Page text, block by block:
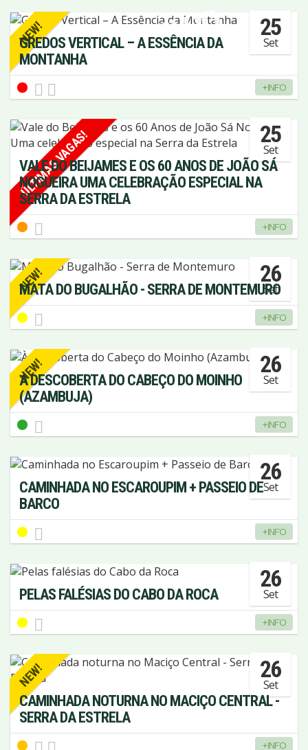
ESGOTADO
NEW! 25
Set
GREDOS VERTICAL – A ESSÊNCIA DA
MONTANHA
+INFO
ÚLTIMAS VAGAS! 25
Set
VALE DO BEIJAMES E OS 60 ANOS DE JOÃO SÁ
NOGUEIRA UMA CELEBRAÇÃO ESPECIAL NA
SERRA DA ESTRELA
+INFO
NEW! 26
Set
MATA DO BUGALHÃO - SERRA DE MONTEMURO
+INFO
NEW! 26
Set
À DESCOBERTA DO CABEÇO DO MOINHO
(AZAMBUJA)
+INFO
26
Set
CAMINHADA NO ESCAROUPIM + PASSEIO DE
BARCO
+INFO
26
Set
PELAS FALÉSIAS DO CABO DA ROCA
+INFO
NEW! 26
Set
CAMINHADA NOTURNA NO MACIÇO CENTRAL -
SERRA DA ESTRELA
+INFO